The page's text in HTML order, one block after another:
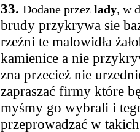
33. Dodane przez lady, w
brudy przykrywa sie
rzeźni te malowidła
kamienice a nie
zna przecież nie
zapraszać firmy które
myśmy go wybrali i
przeprowadzać w